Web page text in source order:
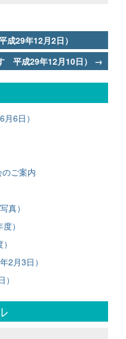
29年12月2日）
平成29年12月10日） →
6日）
ご案内
真）
）
2月3日）